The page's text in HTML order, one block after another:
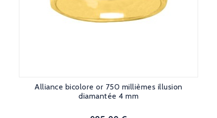
Alliance bicolore or 750 millièmes illusion
diamantée 4 mm